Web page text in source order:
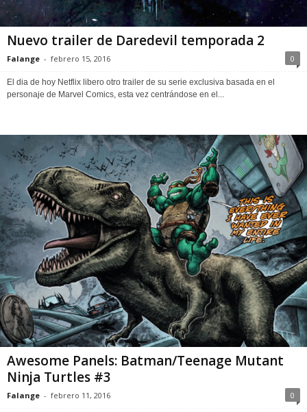
Nuevo trailer de Daredevil temporada 2
Falange - febrero 15, 2016 0
El dia de hoy Netflix libero otro trailer de su serie exclusiva basada en el
personaje de Marvel Comics, esta vez centrándose en el...
Awesome Panels: Batman/Teenage Mutant
Ninja Turtles #3
Falange - febrero 11, 2016 0